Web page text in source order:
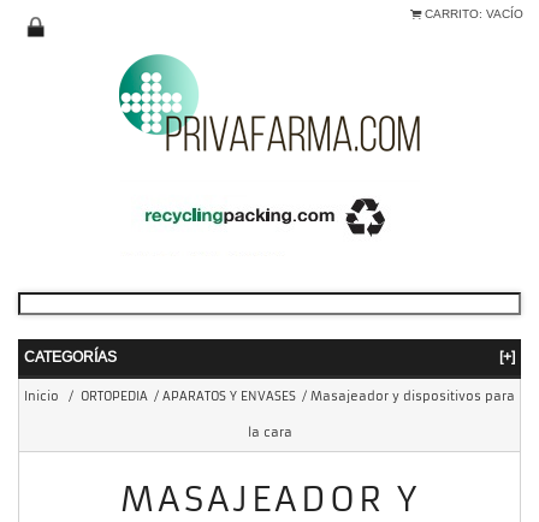
CARRITO: VACÍO
CATEGORÍAS [+]
Inicio / ORTOPEDIA / APARATOS Y ENVASES / Masajeador y dispositivos para
la cara
MASAJEADOR Y